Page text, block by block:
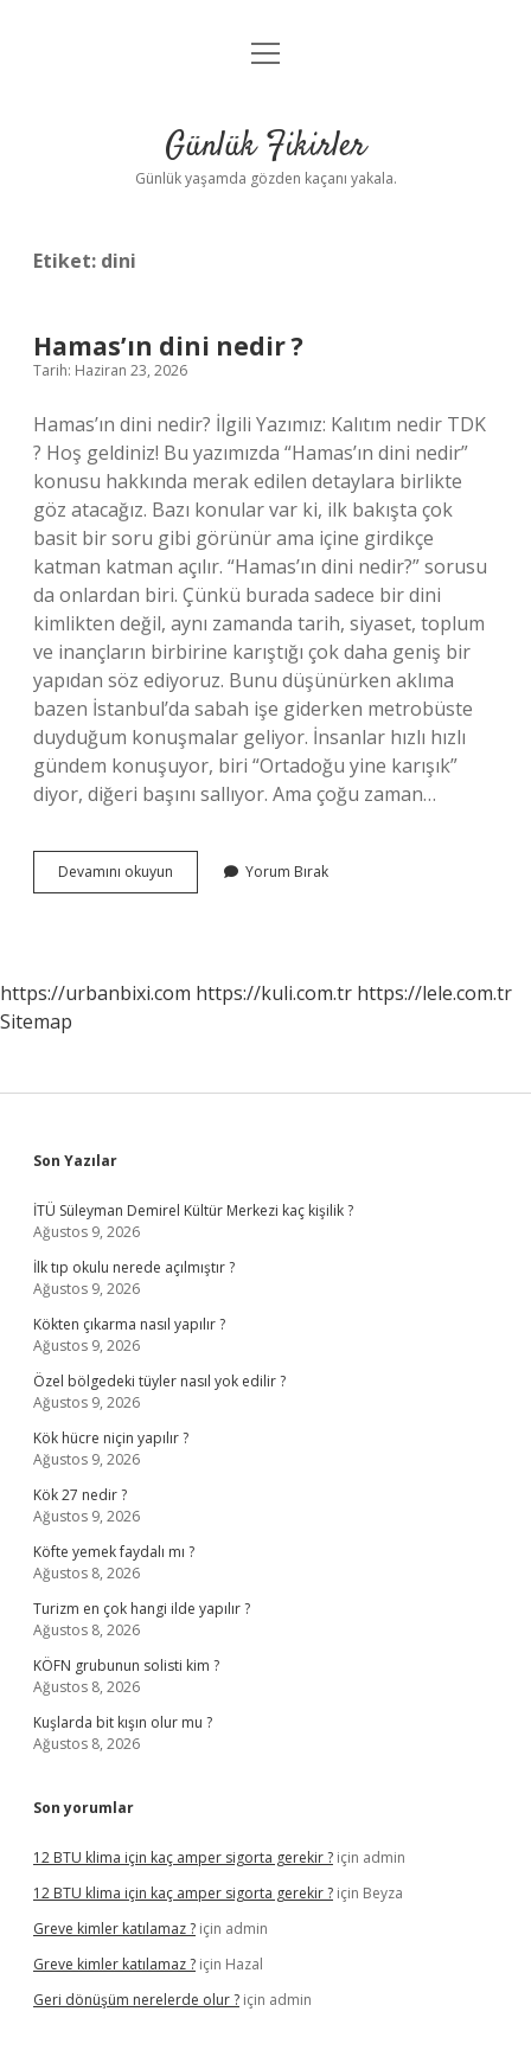
Anasayfa
Yasal Uyarı
menüyü
Günlük Fikirler
Günlük yaşamda gözden kaçanı yakala.
Etiket: dini
Hamas’ın dini nedir ?
Tarih: Haziran 23, 2026
Hamas’ın dini nedir? İlgili Yazımız: Kalıtım nedir TDK
? Hoş geldiniz! Bu yazımızda “Hamas’ın dini nedir”
konusu hakkında merak edilen detaylara birlikte
göz atacağız. Bazı konular var ki, ilk bakışta çok
basit bir soru gibi görünür ama içine girdikçe
katman katman açılır. “Hamas’ın dini nedir?” sorusu
da onlardan biri. Çünkü burada sadece bir dini
kimlikten değil, aynı zamanda tarih, siyaset, toplum
ve inançların birbirine karıştığı çok daha geniş bir
yapıdan söz ediyoruz. Bunu düşünürken aklıma
bazen İstanbul’da sabah işe giderken metrobüste
duyduğum konuşmalar geliyor. İnsanlar hızlı hızlı
gündem konuşuyor, biri “Ortadoğu yine karışık”
diyor, diğeri başını sallıyor. Ama çoğu zaman…
Devamını okuyun Hamas’ın
dini
Yorum Bırak
https://urbanbixi.com https://kuli.com.tr https://lele.com.tr
Sitemap
Sidebar
Son Yazılar
İTÜ Süleyman Demirel Kültür Merkezi kaç kişilik ?
Ağustos 9, 2026
İlk tıp okulu nerede açılmıştır ?
Ağustos 9, 2026
Kökten çıkarma nasıl yapılır ?
Ağustos 9, 2026
Özel bölgedeki tüyler nasıl yok edilir ?
Ağustos 9, 2026
Kök hücre niçin yapılır ?
Ağustos 9, 2026
Kök 27 nedir ?
Ağustos 9, 2026
Köfte yemek faydalı mı ?
Ağustos 8, 2026
Turizm en çok hangi ilde yapılır ?
Ağustos 8, 2026
KÖFN grubunun solisti kim ?
Ağustos 8, 2026
Kuşlarda bit kışın olur mu ?
Ağustos 8, 2026
Son yorumlar
12 BTU klima için kaç amper sigorta gerekir ? için admin
12 BTU klima için kaç amper sigorta gerekir ? için Beyza
Greve kimler katılamaz ? için admin
Greve kimler katılamaz ? için Hazal
Geri dönüşüm nerelerde olur ? için admin